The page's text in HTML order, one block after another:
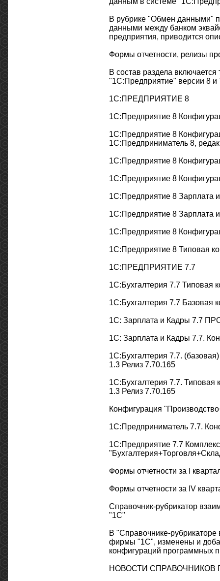
В рубрике "Обмен данными"
данными между банком
предприятия, приводится
Формы отчетности, релизы
В состав раздела
"1С:Предприятие" версии 8 и
1С:ПРЕДПРИЯТИЕ 8
1С:Предприятие 8
1С:Предприятие 8
1С:Предприниматель 8,
1С:Предприятие 8
1С:Предприятие 8
1С:Предприятие 8 Зарплата
1С:Предприятие 8 Зарплата
1С:Предприятие 8
1С:Предприятие 8 Типовая
1С:ПРЕДПРИЯТИЕ 7.7
1С:Бухгалтерия 7.7 Типовая
1С:Бухгалтерия 7.7 Базовая
1С: Зарплата и Кадры 7.7
1С: Зарплата и Кадры 7.7.
1С:Бухгалтерия 7.7.
1.3 Релиз 7.70.165
1С:Бухгалтерия 7.7. Типовая
1.3 Релиз 7.70.165
Конфигурация
1С:Предприниматель 7.7.
1С:Предприятие 7.7
Формы отчетности за I
Формы отчетности за IV
Справочник-рубрикатор
"1С"
В "Справочнике-
фирмы "1С", изменены и
конфигураций программных
НОВОСТИ СПРАВОЧНИКОВ